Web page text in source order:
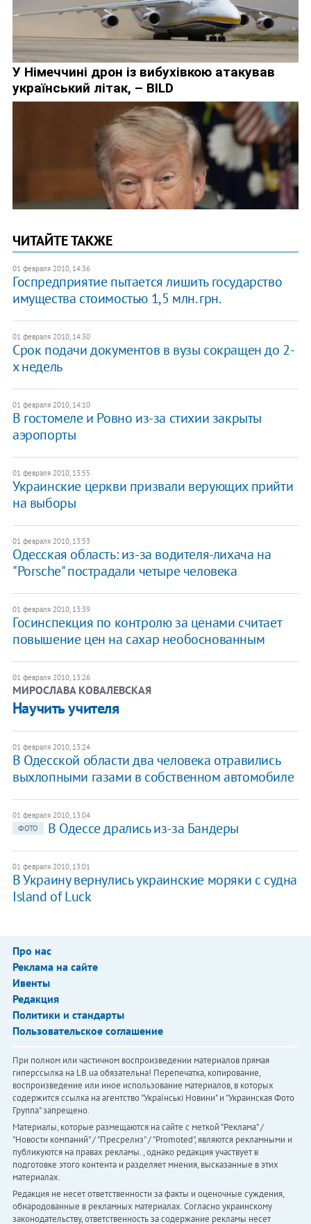
ЧИТАЙТЕ ТАКЖЕ
01 февраля 2010, 14:36
Госпредприятие пытается лишить государство
имущества стоимостью 1,5 млн. грн.
01 февраля 2010, 14:30
Срок подачи документов в вузы сокращен до 2-
х недель
01 февраля 2010, 14:10
В гостомеле и Ровно из-за стихии закрыты
аэропорты
01 февраля 2010, 13:55
Украинские церкви призвали верующих прийти
на выборы
01 февраля 2010, 13:53
Одесская область: из-за водителя-лихача на
"Porsche" пострадали четыре человека
01 февраля 2010, 13:39
Госинспекция по контролю за ценами считает
повышение цен на сахар необоснованным
01 февраля 2010, 13:26
МИРОСЛАВА КОВАЛЕВСКАЯ
Научить учителя
01 февраля 2010, 13:24
В Одесской области два человека отравились
выхлопными газами в собственном автомобиле
01 февраля 2010, 13:04
ФОТО
В Одессе дрались из-за Бандеры
01 февраля 2010, 13:01
В Украину вернулись украинские моряки с судна
Island of Luck
Про нас
Реклама на сайте
Ивенты
Редакция
Политики и стандарты
Пользовательское соглашение
При полном или частичном воспроизведении материалов прямая
гиперссылка на LB.ua обязательна! Перепечатка, копирование,
воспроизведение или иное использование материалов, в которых
содержится ссылка на агентство "Українськi Новини" и "Украинская Фото
Группа" запрещено.
Материалы, которые размещаются на сайте с меткой "Реклама" /
"Новости компаний" / "Пресрелиз" / "Promoted", являются рекламными и
публикуются на правах рекламы. , однако редакция участвует в
подготовке этого контента и разделяет мнения, высказанные в этих
материалах.
Редакция не несет ответственности за факты и оценочные суждения,
обнародованные в рекламных материалах. Согласно украинскому
законодательству, ответственность за содержание рекламы несет